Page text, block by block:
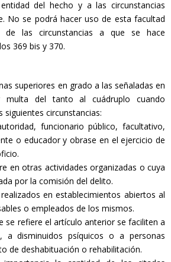
del hecho y a las circunstancias
No se podrá hacer uso de esta facultad
de las circunstancias a que se hace
369 bis y 370.
superiores en grado a las señaladas en
del tanto al cuádruplo cuando
siguientes circunstancias:
funcionario público, facultativo,
o educador y obrase en el ejercicio de
en otras actividades organizadas o cuya
por la comisión del delito.
en establecimientos abiertos al
o empleados de los mismos.
se refiere el artículo anterior se faciliten a
a disminuidos psíquicos o a personas
de deshabituación o rehabilitación.